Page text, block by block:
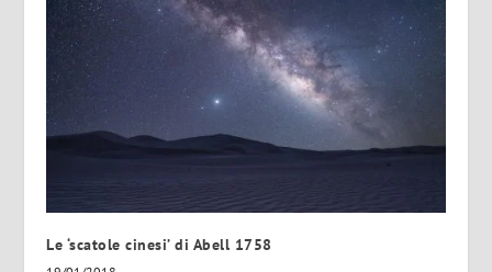
Le ‘scatole cinesi’ di Abell 1758